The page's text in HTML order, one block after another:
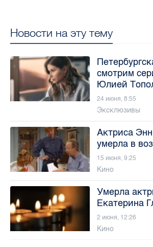
Новости на эту тему
смотрим
Юлией
24 июня, 8:55
Эксклюзивы
Актриса
умерла в
15 июня, 9:25
Кино
Умерла
Екатерина
2 июня, 12:26
Кино